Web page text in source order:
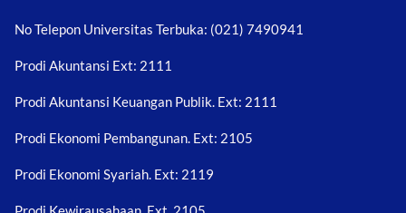
No Telepon Universitas Terbuka: (021) 7490941
Prodi Akuntansi Ext: 2111
Prodi Akuntansi Keuangan Publik. Ext: 2111
Prodi Ekonomi Pembangunan. Ext: 2105
Prodi Ekonomi Syariah. Ext: 2119